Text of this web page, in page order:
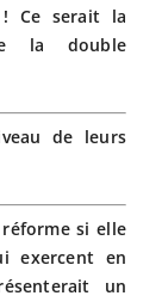
! Ce serait la
la double
de leurs
si elle
exercent en
un